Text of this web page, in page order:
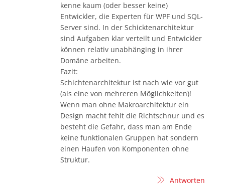
kenne kaum (oder besser keine)
Entwickler, die Experten für WPF und SQL-
Server sind. In der Schicktenarchitektur
sind Aufgaben klar verteilt und Entwickler
können relativ unabhänging in ihrer
Domäne arbeiten.
Fazit:
Schichtenarchitektur ist nach wie vor gut
(als eine von mehreren Möglichkeiten)!
Wenn man ohne Makroarchitektur ein
Design macht fehlt die Richtschnur und es
besteht die Gefahr, dass man am Ende
keine funktionalen Gruppen hat sondern
einen Haufen von Komponenten ohne
Struktur.
Antworten